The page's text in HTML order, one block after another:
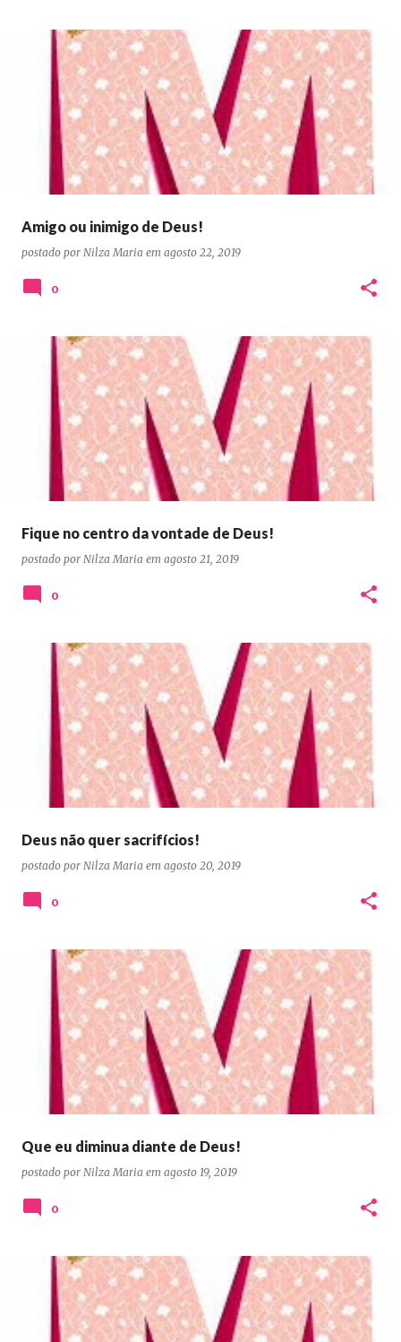
Amigo ou inimigo de Deus!
postado por Nilza Maria em agosto 22, 2019
0
Fique no centro da vontade de Deus!
postado por Nilza Maria em agosto 21, 2019
0
Deus não quer sacrifícios!
postado por Nilza Maria em agosto 20, 2019
0
Que eu diminua diante de Deus!
postado por Nilza Maria em agosto 19, 2019
0